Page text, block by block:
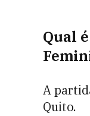
Qual
A
Quito.